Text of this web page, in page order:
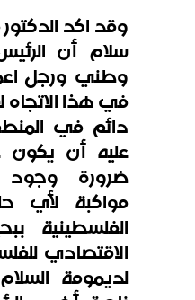
وقد اكد
سلام أن
وطني ورجل
في هذا الاتجاه
دائم في
عليه أن يكون
ضرورة وجود
مواكبة لأي
الفلسطينية
الاقتصادي
لديمومة